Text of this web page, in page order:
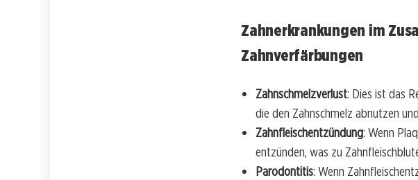
Zahnerkrankungen im
Zahnverfärbungen
Zahnschmelzverlust: Dies ist das
die den Zahnschmelz abnutzen
Zahnfleischentzündung: Wenn
entzünden, was zu
Parodontitis: Wenn